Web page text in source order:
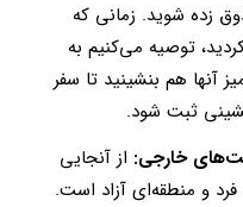
زده شوید. زمانی که
توصیه می‌کنیم به
آنها هم بنشینید تا سفر
ثبت شود.
خارجی: از آنجایی
و منطقه‌ای آزاد است.